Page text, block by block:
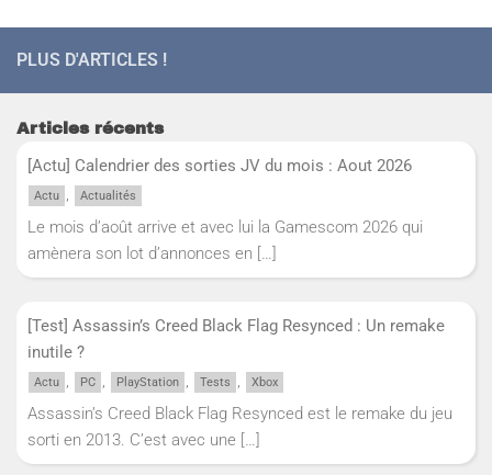
PLUS D'ARTICLES !
Articles récents
[Actu] Calendrier des sorties JV du mois : Aout 2026
Actu , Actualités
Le mois d’août arrive et avec lui la Gamescom 2026 qui
amènera son lot d’annonces en […]
[Test] Assassin’s Creed Black Flag Resynced : Un remake
inutile ?
Actu , PC , PlayStation , Tests , Xbox
Assassin’s Creed Black Flag Resynced est le remake du jeu
sorti en 2013. C’est avec une […]